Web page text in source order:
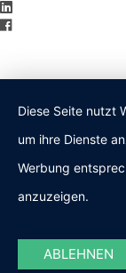
Diese Seite nutzt
um ihre Dienste
Werbung
anzuzeigen.
ABLEHNEN